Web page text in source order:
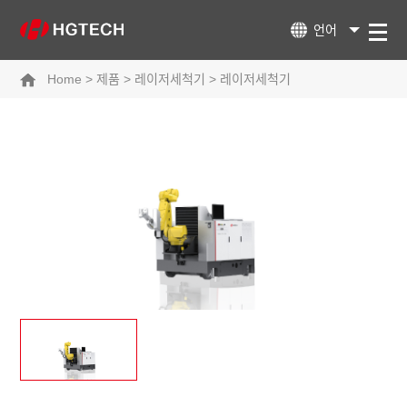
언어
Home > 제품 > 레이저세척기 > 레이저세척기